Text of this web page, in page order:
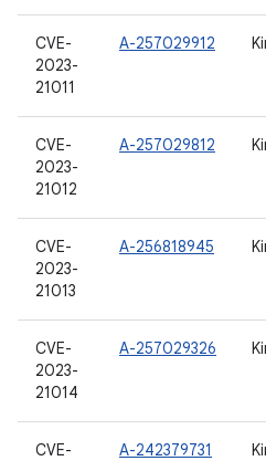
CVE-
2023-
21011
A-257029912
CVE-
2023-
21012
A-257029812
CVE-
2023-
21013
A-256818945
CVE-
2023-
21014
A-257029326
CVE-
A-242379731